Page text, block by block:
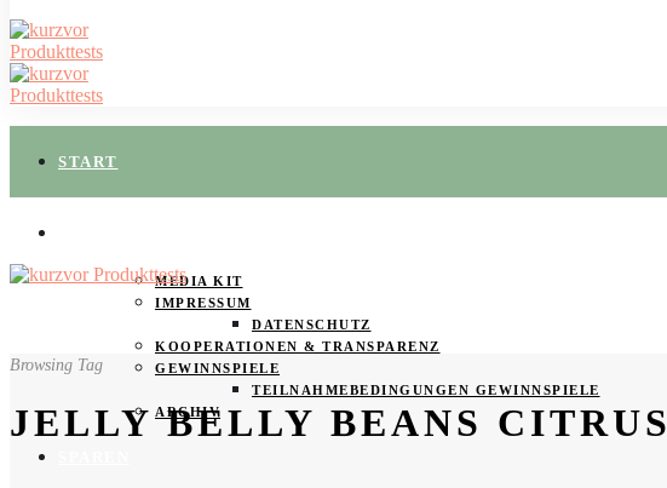
START
MEDIA KIT
IMPRESSUM
DATENSCHUTZ
KOOPERATIONEN & TRANSPARENZ
GEWINNSPIELE
TEILNAHMEBEDINGUNGEN GEWINNSPIELE
ARCHIV
Browsing Tag
JELLY BELLY BEANS CITRUS